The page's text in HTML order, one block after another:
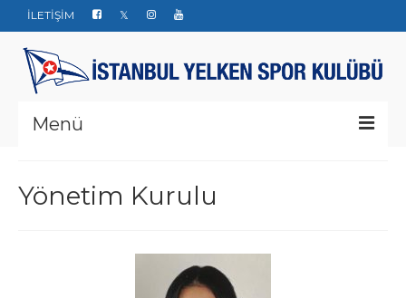
İLETİŞİM
Menü
Yarışlar
Yönetim Kurulu